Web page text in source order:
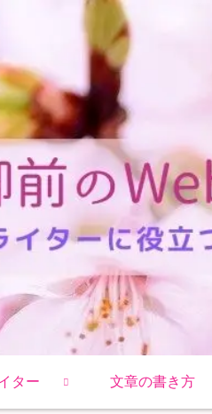
ター 文章の書き方